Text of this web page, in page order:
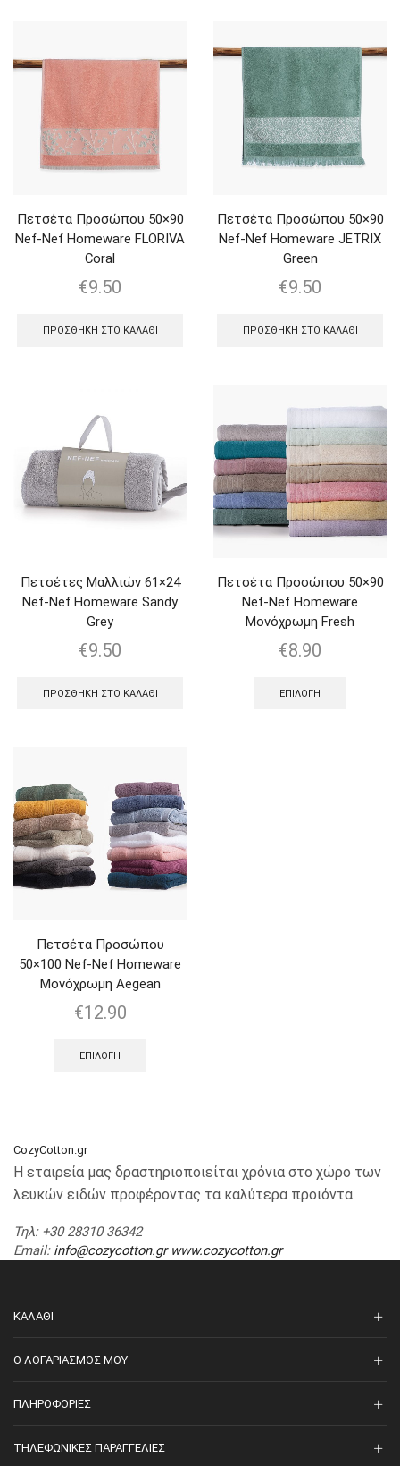
Πετσέτα Προσώπου 50×90
Nef-Nef Homeware FLORIVA
Coral
€9.50
ΠΡΟΣΘΉΚΗ ΣΤΟ ΚΑΛΆΘΙ
Πετσέτα Προσώπου 50×90
Nef-Nef Homeware JETRIX
Green
€9.50
ΠΡΟΣΘΉΚΗ ΣΤΟ ΚΑΛΆΘΙ
Πετσέτες Μαλλιών 61×24
Nef-Nef Homeware Sandy
Grey
€9.50
ΠΡΟΣΘΉΚΗ ΣΤΟ ΚΑΛΆΘΙ
Πετσέτα Προσώπου 50×90
Nef-Nef Homeware
Μονόχρωμη Fresh
€8.90
ΕΠΙΛΟΓΉ
Πετσέτα Προσώπου
50×100 Nef-Nef Homeware
Μονόχρωμη Aegean
€12.90
ΕΠΙΛΟΓΉ
CozyCotton.gr
Η εταιρεία μας δραστηριοποιείται χρόνια στο χώρο των
λευκών ειδών προφέροντας τα καλύτερα προιόντα.
Τηλ: +30 28310 36342
Email: info@cozycotton.gr www.cozycotton.gr
ΚΑΛΆΘΙ
O ΛΟΓΑΡΙΑΣΜΌΣ ΜΟΥ
ΠΛΗΡΟΦΟΡΊΕΣ
ΤΗΛΕΦΩΝΙΚΈΣ ΠΑΡΑΓΓΕΛΊΕΣ